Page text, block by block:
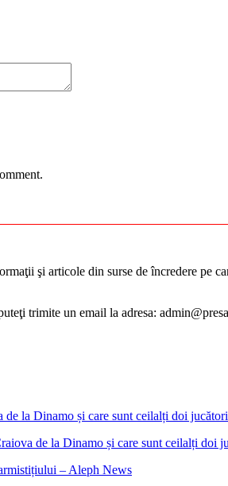
şi articole din surse de încredere
trimite un email la adresa:
de la Dinamo și care sunt ceilalți doi